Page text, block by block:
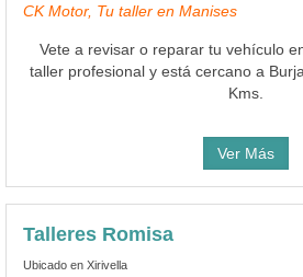
CK Motor, Tu taller en Manises
Vete a revisar o reparar tu vehículo
taller profesional y está cercano a
Kms.
Ver Más
Talleres Romisa
Ubicado en Xirivella